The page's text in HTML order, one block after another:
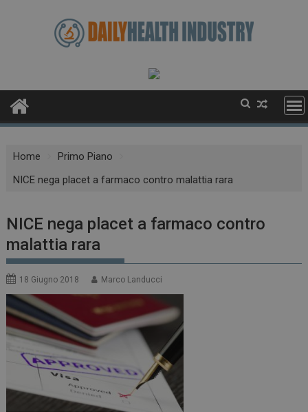
Home
Primo Piano
NICE nega placet a farmaco contro malattia rara
NICE nega placet a farmaco contro
malattia rara
18 Giugno 2018 Marco Landucci